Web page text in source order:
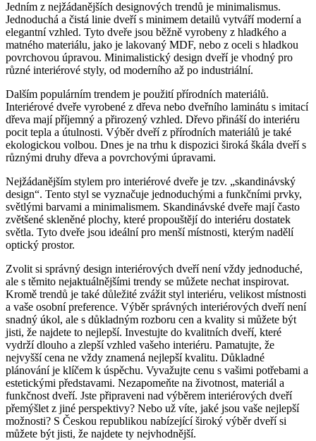
Jedním z nejžádanějších designových trendů⁣ je minimalismus.
Jednoduchá​ a čistá ⁣linie dveří s minimem detailů vytváří moderní a
elegantní vzhled. Tyto dveře jsou běžně vyrobeny z ⁤hladkého​ a
matného materiálu, jako je lakovaný‍ MDF,‌ nebo z oceli s hladkou
povrchovou úpravou. Minimalistický design‍ dveří ⁤je vhodný pro
různé interiérové styly, od moderního až po​ industriální.
Dalším ​populárním ‌trendem⁢ je použití přírodních ⁢materiálů.
Interiérové dveře vyrobené ⁤z dřeva nebo ⁢dveřního laminátu s imitací
dřeva mají ⁢příjemný a přirozený vzhled. Dřevo přináší​ do⁣ interiéru
pocit tepla a ‍útulnosti. Výběr dveří⁢ z‍ přírodních ⁣materiálů je ​také‍
ekologickou⁣ volbou.​ Dnes je na ⁤trhu k dispozici široká ‍škála dveří ‌s
různými druhy dřeva ‌a povrchovými⁢ úpravami.
Nejžádanějším ⁤stylem pro interiérové dveře je tzv. „skandinávský
design“. Tento styl se​ vyznačuje ⁤jednoduchými a funkčními prvky,
světlými barvami a‍ minimalismem. Skandinávské dveře mají často
zvětšené skleněné plochy, které propouštějí do interiéru dostatek
‌světla. Tyto ⁣dveře jsou ideální pro menší místnosti, kterým ⁢nadělí
optický prostor.
Zvolit si správný design interiérových dveří není vždy jednoduché,
ale s těmito nejaktuálnějšími trendy se ‍můžete nechat‍ inspirovat.
Kromě trendů je ‍také důležité zvážit styl interiéru, velikost místnosti
a vaše osobní preference. Výběr správných⁣ interiérových dveří není
snadný úkol, ale s důkladným rozboru cen a kvality si můžete být‌
jisti, že najdete⁤ to nejlepší. Investujte do kvalitních dveří, které
⁣vydrží dlouho a zlepší vzhled vašeho interiéru.⁣ Pamatujte, ⁢že
nejvyšší cena ne vždy znamená nejlepší⁤ kvalitu. Důkladné
plánování je klíčem k ‍úspěchu. Vyvažujte ⁢cenu s vašimi potřebami a
⁤estetickými představami. Nezapomeňte na životnost, materiál a
funkčnost dveří. Jste ⁢připraveni nad výběrem interiérových dveří
přemýšlet z⁣ jiné perspektivy? Nebo už víte,⁣ jaké jsou vaše‍ nejlepší⁣
možnosti?⁣ S Českou republikou nabízející široký‍ výběr dveří si
můžete ⁤být jisti, že najdete ty nejvhodnější.